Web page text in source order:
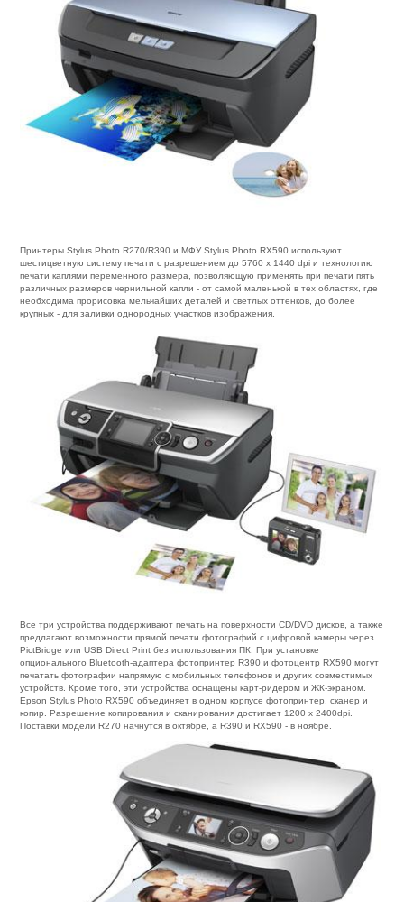
Принтеры Stylus Photo R270/R390 и МФУ Stylus Photo RX590 используют
шестицветную систему печати с разрешением до 5760 х 1440 dpi и технологию
печати каплями переменного размера, позволяющую применять при печати пять
различных размеров чернильной капли - от самой маленькой в тех областях, где
необходима прорисовка мельчайших деталей и светлых оттенков, до более
крупных - для заливки однородных участков изображения.
Все три устройства поддерживают печать на поверхности CD/DVD дисков, а также
предлагают возможности прямой печати фотографий с цифровой камеры через
PictBridge или USB Direct Print без использования ПК. При установке
опционального Bluetooth-адаптера фотопринтер R390 и фотоцентр RX590 могут
печатать фотографии напрямую с мобильных телефонов и других совместимых
устройств. Кроме того, эти устройства оснащены карт-ридером и ЖК-экраном.
Epson Stylus Photo RX590 объединяет в одном корпусе фотопринтер, сканер и
копир. Разрешение копирования и сканирования достигает 1200 x 2400dpi.
Поставки модели R270 начнутся в октябре, а R390 и RX590 - в ноябре.